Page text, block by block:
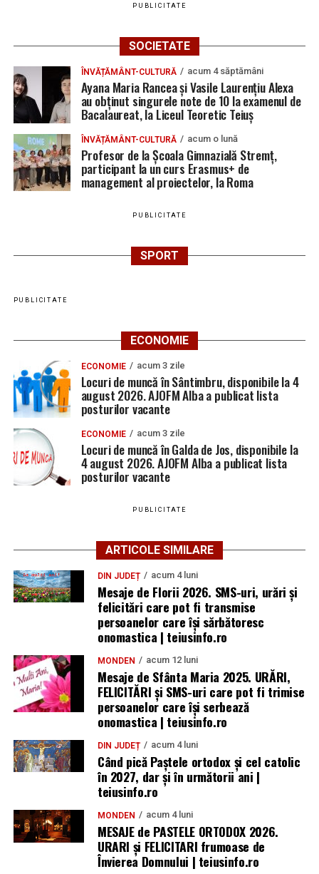
PUBLICITATE
SOCIETATE
ÎNVĂȚĂMÂNT-CULTURĂ acum 4 săptămâni
Ayana Maria Rancea și Vasile Laurențiu Alexa
au obținut singurele note de 10 la examenul de
Bacalaureat, la Liceul Teoretic Teiuș
ÎNVĂȚĂMÂNT-CULTURĂ acum o lună
Profesor de la Școala Gimnazială Stremț,
participant la un curs Erasmus+ de
management al proiectelor, la Roma
PUBLICITATE
SPORT
PUBLICITATE
ECONOMIE
ECONOMIE acum 3 zile
Locuri de muncă în Sântimbru, disponibile la 4
august 2026. AJOFM Alba a publicat lista
posturilor vacante
ECONOMIE acum 3 zile
Locuri de muncă în Galda de Jos, disponibile la
4 august 2026. AJOFM Alba a publicat lista
posturilor vacante
PUBLICITATE
ARTICOLE SIMILARE
DIN JUDEȚ acum 4 luni
Mesaje de Florii 2026. SMS-uri, urări și
felicitări care pot fi transmise
persoanelor care îşi sărbătoresc
onomastica | teiusinfo.ro
MONDEN acum 12 luni
Mesaje de Sfânta Maria 2025. URĂRI,
FELICITĂRI și SMS-uri care pot fi trimise
persoanelor care își serbează
onomastica | teiusinfo.ro
DIN JUDEȚ acum 4 luni
Când pică Paștele ortodox și cel catolic
în 2027, dar și în următorii ani |
teiusinfo.ro
MONDEN acum 4 luni
MESAJE de PASTELE ORTODOX 2026.
URARI și FELICITARI frumoase de
Învierea Domnului | teiusinfo.ro